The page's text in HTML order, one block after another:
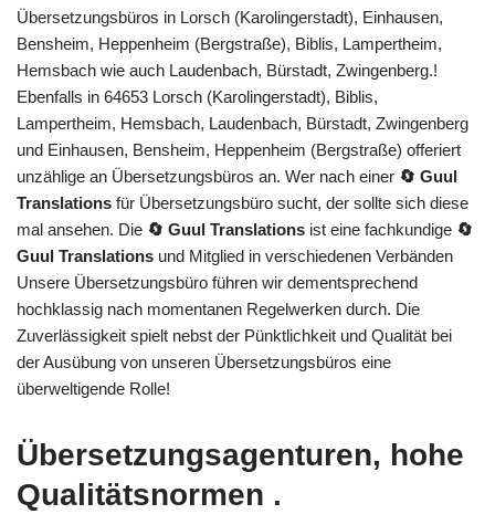
Übersetzungsbüros in Lorsch (Karolingerstadt), Einhausen,
Bensheim, Heppenheim (Bergstraße), Biblis, Lampertheim,
Hemsbach wie auch Laudenbach, Bürstadt, Zwingenberg.!
Ebenfalls in 64653 Lorsch (Karolingerstadt), Biblis,
Lampertheim, Hemsbach, Laudenbach, Bürstadt, Zwingenberg
und Einhausen, Bensheim, Heppenheim (Bergstraße) offeriert
unzählige an Übersetzungsbüros an. Wer nach einer 🔄 Guul
Translations für Übersetzungsbüro sucht, der sollte sich diese
mal ansehen. Die 🔄 Guul Translations ist eine fachkundige 🔄
Guul Translations und Mitglied in verschiedenen Verbänden
Unsere Übersetzungsbüro führen wir dementsprechend
hochklassig nach momentanen Regelwerken durch. Die
Zuverlässigkeit spielt nebst der Pünktlichkeit und Qualität bei
der Ausübung von unseren Übersetzungsbüros eine
überweltigende Rolle!
Übersetzungsagenturen, hohe
Qualitätsnormen .